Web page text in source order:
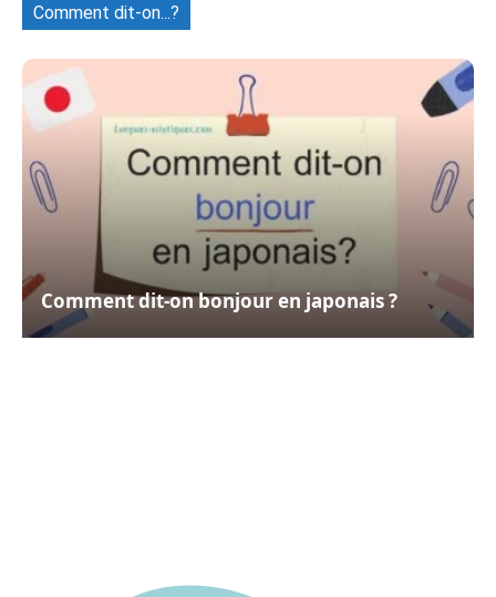
Comment dit-on...?
Comment dit-on bonjour en japonais ?